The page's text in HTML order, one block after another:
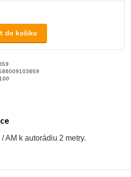
do košíku
AM k autorádiu 2 metry.